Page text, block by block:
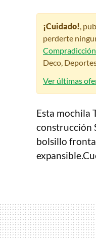
¡Cuidado!,
perderte
Compradicción
Deco,
Ver últimas
Esta mochila
construcción
bolsillo